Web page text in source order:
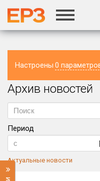
Настроены 0
Регион
Архив новостей
Период
Актуальные новости